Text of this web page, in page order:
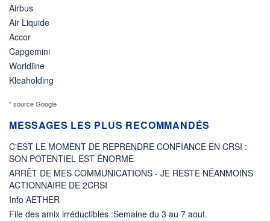
Airbus
Air Liquide
Accor
Capgemini
Worldline
Kleaholding
* source Google
MESSAGES LES PLUS RECOMMANDÉS
C'EST LE MOMENT DE REPRENDRE CONFIANCE EN CRSI :
SON POTENTIEL EST ÉNORME
ARRÊT DE MES COMMUNICATIONS - JE RESTE NÉANMOINS
ACTIONNAIRE DE 2CRSI
Info AETHER
File des amix irréductibles :Semaine du 3 au 7 aout.